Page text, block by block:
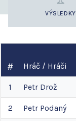
VÝSLEDKY
Hráč / Hráči
1 Petr Drož
2 Petr Podaný